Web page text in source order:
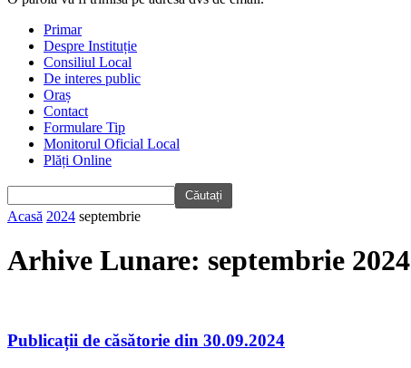
Primar
Despre Instituție
Consiliul Local
De interes public
Oraș
Contact
Formulare Tip
Monitorul Oficial Local
Plăți Online
Acasă 2024 septembrie
Arhive Lunare: septembrie 2024
Publicații de căsătorie din 30.09.2024